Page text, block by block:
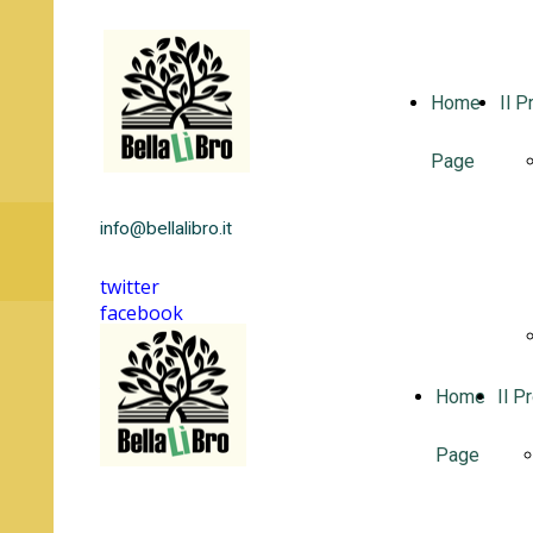
Home
Page
Il
twitter
facebook
instagram
linkedin
youtube
info@bellalibro.it
Home
Page
Il